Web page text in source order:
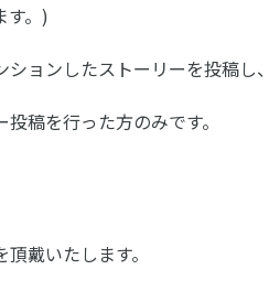
す。)
ションしたストーリーを投稿
稿を行った方のみです。
戴いたします。